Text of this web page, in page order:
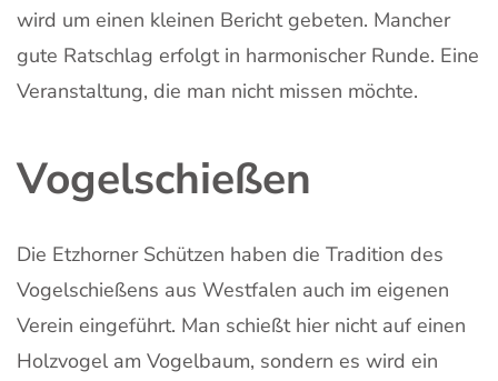
wird um einen kleinen Bericht gebeten. Mancher
gute Ratschlag erfolgt in harmonischer Runde. Eine
Veranstaltung, die man nicht missen möchte.
Vogelschießen
Die Etzhorner Schützen haben die Tradition des
Vogelschießens aus Westfalen auch im eigenen
Verein eingeführt. Man schießt hier nicht auf einen
Holzvogel am Vogelbaum, sondern es wird ein